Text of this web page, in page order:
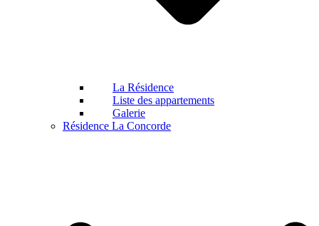
La Résidence
Liste des appartements
Galerie
Résidence La Concorde